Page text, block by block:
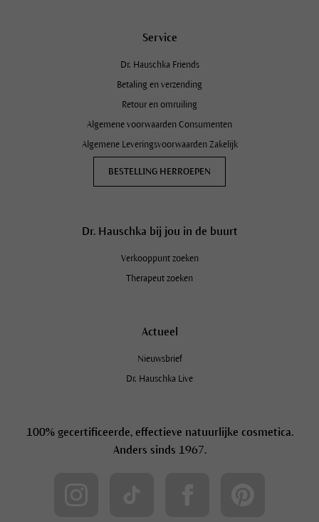
Service
Dr. Hauschka Friends
Betaling en verzending
Retour en omruiling
Algemene voorwaarden Consumenten
Algemene Leveringsvoorwaarden Zakelijk
BESTELLING HERROEPEN
Dr. Hauschka bij jou in de buurt
Verkooppunt zoeken
Therapeut zoeken
Actueel
Nieuwsbrief
Dr. Hauschka Live
100% gecertificeerde, effectieve natuurlijke cosmetica.
Anders sinds 1967.